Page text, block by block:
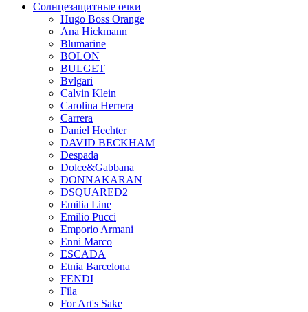
Солнцезащитные очки
Hugo Boss Orange
Ana Hickmann
Blumarine
BOLON
BULGET
Bvlgari
Calvin Klein
Carolina Herrera
Carrera
Daniel Hechter
DAVID BECKHAM
Despada
Dolce&Gabbana
DONNAKARAN
DSQUARED2
Emilia Line
Emilio Pucci
Emporio Armani
Enni Marco
ESCADA
Etnia Barcelona
FENDI
Fila
For Art's Sake